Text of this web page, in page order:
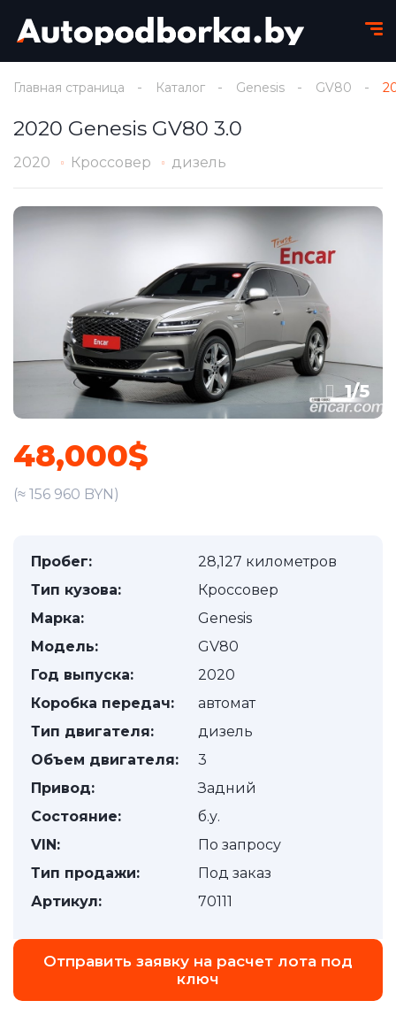
Главная страница Каталог Genesis GV80
2020 Genesis GV80 3.0
2020 Кроссовер дизель
1/5
48,000$
(≈ 156 960 BYN)
Пробег:
28,127 километров
Тип кузова:
Кроссовер
Марка:
Genesis
Модель:
GV80
Год выпуска:
2020
Коробка передач:
автомат
Тип двигателя:
дизель
Объем двигателя:
3
Привод:
Задний
Состояние:
б.у.
VIN:
По запросу
Тип продажи:
Под заказ
Артикул:
70111
Отправить заявку на расчет лота под
ключ